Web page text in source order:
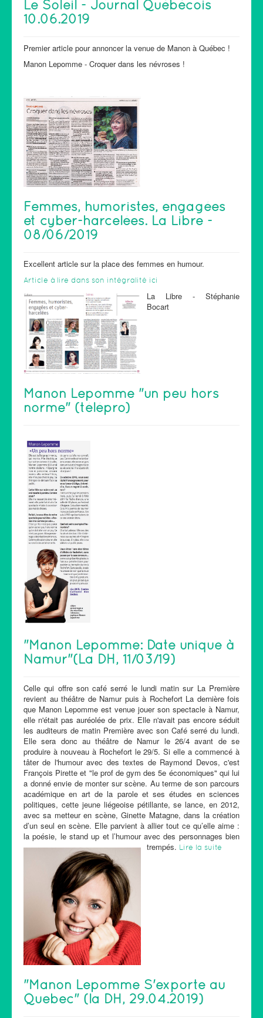
Le Soleil - Journal Québécois
10.06.2019
Premier article pour annoncer la venue de Manon à Québec !
Manon Lepomme - Croquer dans les névroses !
Femmes, humoristes, engagées
et cyber-harcelées. La Libre -
08/06/2019
Excellent article sur la place des femmes en humour.
Article à lire dans son intégralité ici
La Libre - Stéphanie
Bocart
Manon Lepomme "un peu hors
norme" (télépro)
"Manon Lepomme: Date unique à
Namur"(La DH, 11/03/19)
Celle qui offre son café serré le lundi matin sur La Première
revient au théâtre de Namur puis à Rochefort La dernière fois
que Manon Lepomme est venue jouer son spectacle à Namur,
elle n'était pas auréolée de prix. Elle n'avait pas encore séduit
les auditeurs de matin Première avec son Café serré du lundi.
Elle sera donc au théâtre de Namur le 26/4 avant de se
produire à nouveau à Rochefort le 29/5. Si elle a commencé à
tâter de l'humour avec des textes de Raymond Devos, c'est
François Pirette et "le prof de gym des 5e économiques" qui lui
a donné envie de monter sur scène. Au terme de son parcours
académique en art de la parole et ses études en sciences
politiques, cette jeune liégeoise pétillante, se lance, en 2012,
avec sa metteur en scène, Ginette Matagne, dans la création
d’un seul en scène. Elle parvient à allier tout ce qu’elle aime :
la poésie, le stand up et l’humour avec des personnages bien
trempés. Lire la suite
"Manon Lepomme S'exporte au
Quebec" (la DH, 29.04.2019)